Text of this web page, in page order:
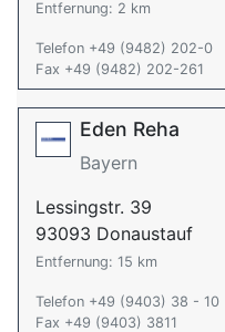
Entfernung: 2 km
Telefon +49 (9482) 202-0
Fax +49 (9482) 202-261
Eden Reha
Bayern
Lessingstr. 39
93093 Donaustauf
Entfernung: 15 km
Telefon +49 (9403) 38 - 10
Fax +49 (9403) 3811